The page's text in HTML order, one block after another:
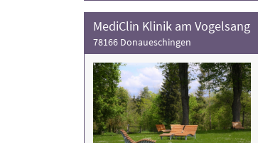
MediClin Klinik am Vogelsang
78166 Donaueschingen